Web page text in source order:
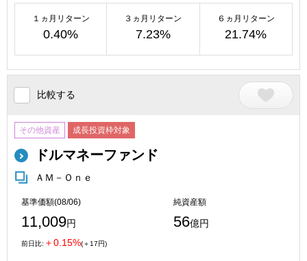
１ヵ月リターン
0.40%
３ヵ月リターン
7.23%
６ヵ月リターン
21.74%
比較する
その他資産 成長投資枠対象
ドルマネーファンド
ＡＭ－Ｏｎｅ
基準価額(08/06)
11,009円
純資産額
56億円
前日比: ＋0.15%(＋17円)